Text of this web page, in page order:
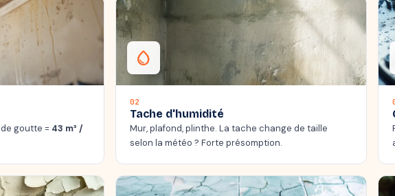
de goutte = 43 m³ /
water_drop
02
Tache d'humidité
Mur, plafond, plinthe. La tache change de taille
selon la météo ? Forte présomption.